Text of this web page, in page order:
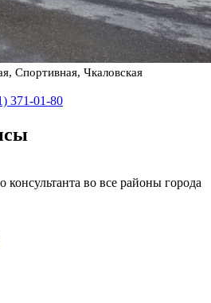
Спортивная, Чкаловская
371-01-80
во все районы города